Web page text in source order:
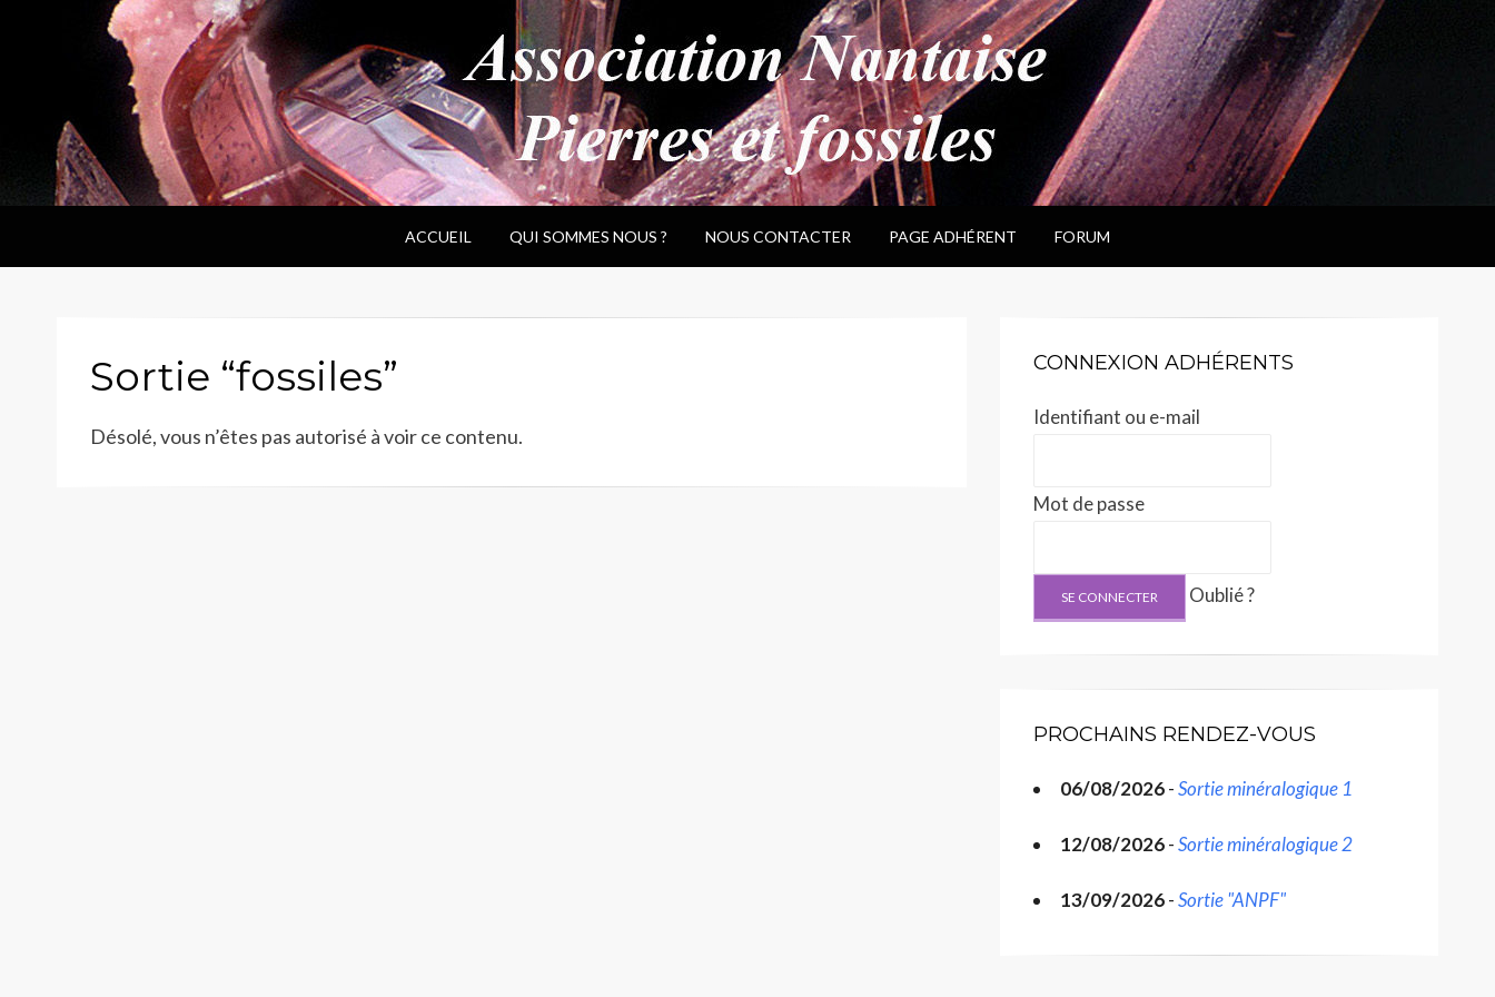
ANPF
Association Nantaise Pierres et Fossiles
ACCUEIL QUI SOMMES NOUS ? NOUS CONTACTER PAGE ADHÉRENT FORUM
Sortie “fossiles”
Désolé, vous n’êtes pas autorisé à voir ce contenu.
CONNEXION ADHÉRENTS
Identifiant ou e-mail
Mot de passe
Oublié ?
PROCHAINS RENDEZ-VOUS
06/08/2026-Sortie minéralogique 1
12/08/2026-Sortie minéralogique 2
13/09/2026-Sortie "ANPF"